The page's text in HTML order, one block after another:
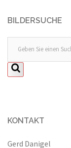
BILDERSUCHE
KONTAKT
Gerd Danigel